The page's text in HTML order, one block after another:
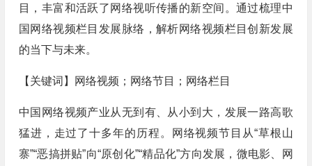
目，丰富和活跃了网络视听传播的新空间。通过梳理中
国网络视频栏目发展脉络，解析网络视频栏目创新发展
的当下与未来。
【关键词】网络视频；网络节目；网络栏目
中国网络视频产业从无到有、从小到大，发展一路高歌
猛进，走过了十多年的历程。网络视频节目从“草根山
寨”“恶搞拼贴”向“原创化”“精品化”方向发展，微电影、网